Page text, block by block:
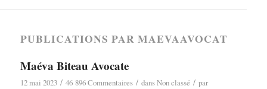
PUBLICATIONS PAR MAEVAAVOCAT
Maéva Biteau Avocate
12 mai 2023 / 46 896 Commentaires / dansNon classé / par